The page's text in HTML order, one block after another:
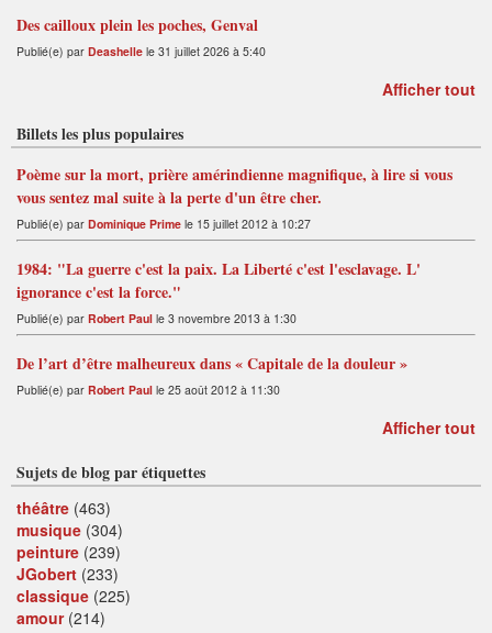
Des cailloux plein les poches, Genval
Publié(e) par Deashelle le 31 juillet 2026 à 5:40
Afficher tout
Billets les plus populaires
Poème sur la mort, prière amérindienne magnifique, à lire si vous
vous sentez mal suite à la perte d'un être cher.
Publié(e) par Dominique Prime le 15 juillet 2012 à 10:27
1984: "La guerre c'est la paix. La Liberté c'est l'esclavage. L'
ignorance c'est la force."
Publié(e) par Robert Paul le 3 novembre 2013 à 1:30
De l’art d’être malheureux dans « Capitale de la douleur »
Publié(e) par Robert Paul le 25 août 2012 à 11:30
Afficher tout
Sujets de blog par étiquettes
théâtre (463)
musique (304)
peinture (239)
JGobert (233)
classique (225)
amour(214)